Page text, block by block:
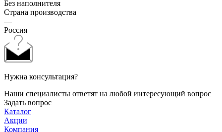
Без наполнителя
Страна производства
—
Россия
Нужна консультация?
Наши специалисты ответят на любой интересующий вопрос
Задать вопрос
Каталог
Акции
Компания